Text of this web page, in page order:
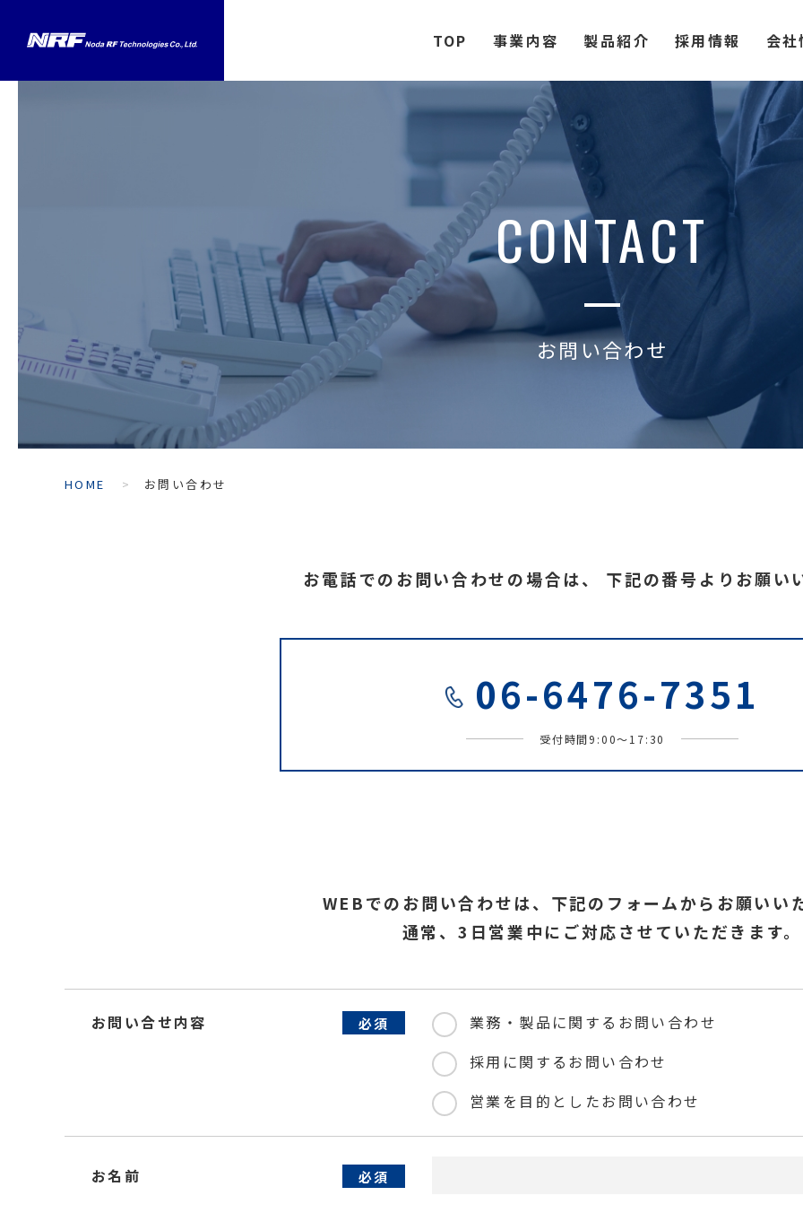
TOP 事業内容 製品紹介 採用情報 会社
CONTACT
お問い合わせ
HOME お問い合わせ
お電話でのお問い合わせの場合は、 下記の番号よりお願い
06-6476-7351
受付時間9:00～17:30
WEBでのお問い合わせは、下記のフォームからお願いい
通常、3日営業中にご対応させていただきます。
お問い合せ内容 必須
業務・製品に関するお問い合わせ
採用に関するお問い合わせ
営業を目的としたお問い合わせ
お名前 必須